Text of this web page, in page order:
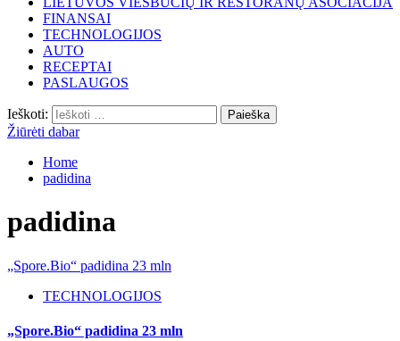
FINANSAI
TECHNOLOGIJOS
AUTO
RECEPTAI
PASLAUGOS
Ieškoti:
Žiūrėti dabar
Home
padidina
padidina
„Spore.Bio“ padidina 23 mln
TECHNOLOGIJOS
„Spore.Bio“ padidina 23 mln